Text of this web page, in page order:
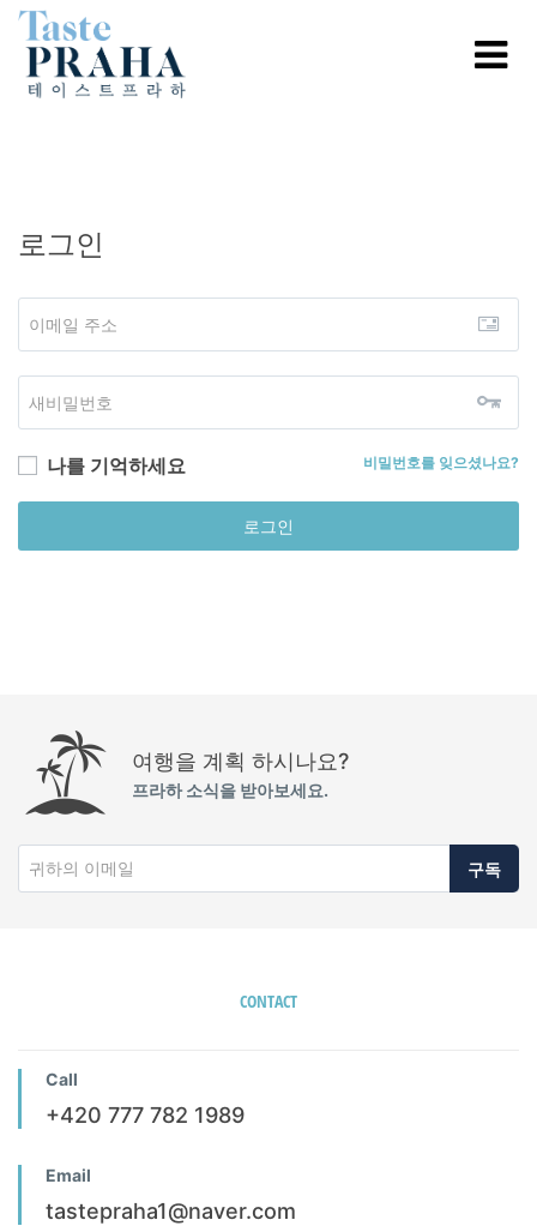
로그인
나를 기억하세요 비밀번호를 잊으셨나요?
로그인
여행을 계획 하시나요?
프라하 소식을 받아보세요.
구독
CONTACT
Call
+420 777 782 1989
Email
tastepraha1@naver.com